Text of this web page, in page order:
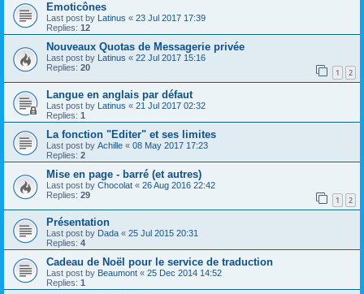
Emoticônes
Last post by Latinus « 23 Jul 2017 17:39
Replies: 12
Nouveaux Quotas de Messagerie privée
Last post by Latinus « 22 Jul 2017 15:16
Replies: 20 1 2
Langue en anglais par défaut
Last post by Latinus « 21 Jul 2017 02:32
Replies: 1
La fonction "Editer" et ses limites
Last post by Achille « 08 May 2017 17:23
Replies: 2
Mise en page - barré (et autres)
Last post by Chocolat « 26 Aug 2016 22:42
Replies: 29 1 2
Présentation
Last post by Dada « 25 Jul 2015 20:31
Replies: 4
Cadeau de Noël pour le service de traduction
Last post by Beaumont « 25 Dec 2014 14:52
Replies: 1